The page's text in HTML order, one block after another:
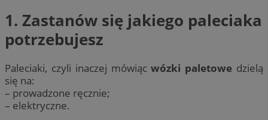
1. Zastanów się jakiego paleciaka
potrzebujesz
Paleciaki, czyli inaczej mówiącwózki paletowe dzielą
się na:
– prowadzone ręcznie;
– elektryczne.